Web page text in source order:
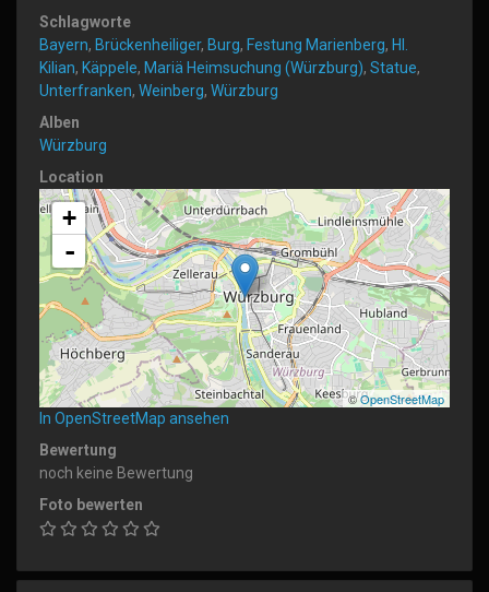
Schlagworte
Bayern, Brückenheiliger, Burg, Festung Marienberg, Hl.
Kilian, Käppele, Mariä Heimsuchung (Würzburg), Statue,
Unterfranken, Weinberg, Würzburg
Alben
Würzburg
Location
+
-
©OpenStreetMap
In OpenStreetMap ansehen
Bewertung
noch keine Bewertung
Foto bewerten